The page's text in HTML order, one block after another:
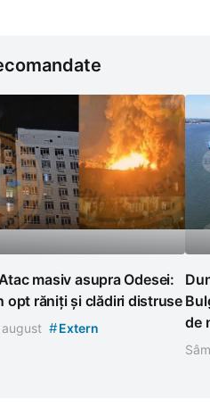
masiv asupra Odesei:
opt răniți și clădiri distruse
#Extern
de